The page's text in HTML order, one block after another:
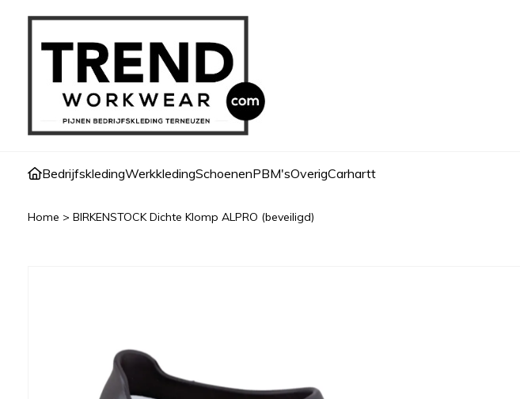
BedrijfskledingWerkkledingSchoenenPBM'sOverigCarhartt
Home > BIRKENSTOCK Dichte Klomp ALPRO (beveiligd)